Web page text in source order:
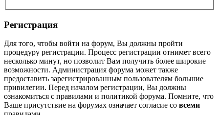
Регистрация
Для того, чтобы войти на форум, Вы должны пройти
процедуру регистрации. Процесс регистрации отнимет всего
несколько минут, но позволит Вам получить более широкие
возможности. Администрация форума может также
предоставить зарегистрированным пользователям большие
привилегии. Перед началом регистрации, Вы должны
ознакомиться с правилами и политикой форума. Помните, что
Ваше присутствие на форумах означает согласие со всеми